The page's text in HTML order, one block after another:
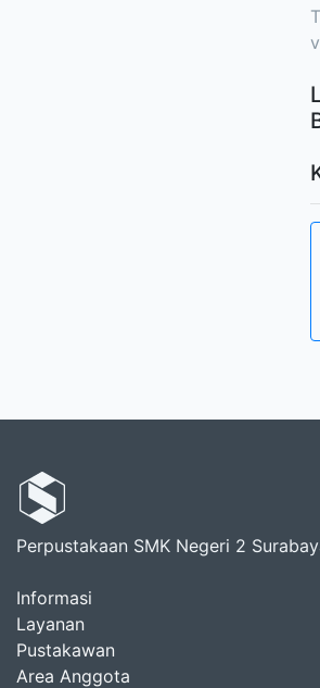
Perpustakaan SMK Negeri 2
Informasi
Layanan
Pustakawan
Area Anggota